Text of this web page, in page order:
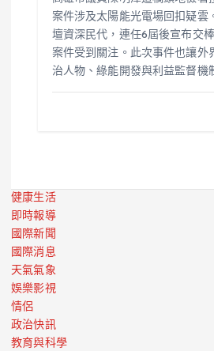
案件涉及太陽能光電場回扣疑雲
壇資深民代，連任6屆後宣布交
案件受到關注。此次事件也讓外
治人物、綠能開發與利益監督機
健康生活
即時報導
國際新聞
國際消息
天氣氣象
娛樂影視
情侶
政治快訊
教育與科學